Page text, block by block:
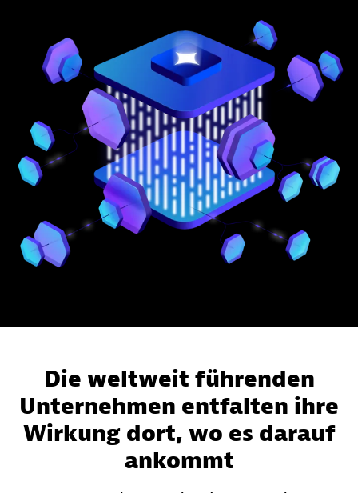
Die weltweit führenden
Unternehmen entfalten ihre
Wirkung dort, wo es darauf
ankommt